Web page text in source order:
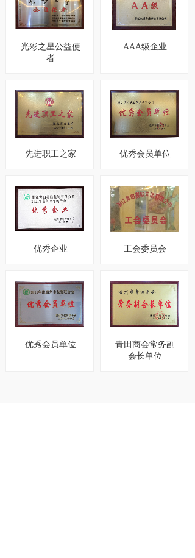
光彩之星公益使
者
AAA级企业
先进职工之家 优秀会员单位
优秀企业 工会委员会
优秀会员单位
青田商会常务副
会长单位